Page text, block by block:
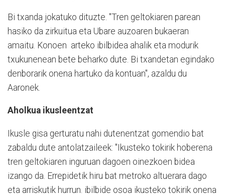
Bi txanda jokatuko dituzte. "Tren geltokiaren parean
hasiko da zirkuitua eta Ubare auzoaren bukaeran
amaitu. Konoen arteko ibilbidea ahalik eta modurik
txukunenean bete beharko dute. Bi txandetan egindako
denborarik onena hartuko da kontuan", azaldu du
Aaronek.
Aholkua ikusleentzat
Ikusle gisa gerturatu nahi dutenentzat gomendio bat
zabaldu dute antolatzaileek: "Ikusteko tokirik hoberena
tren geltokiaren inguruan dagoen oinezkoen bidea
izango da. Errepidetik hiru bat metroko altuerara dago
eta arriskutik hurrun. ibilbide osoa ikusteko tokirik onena